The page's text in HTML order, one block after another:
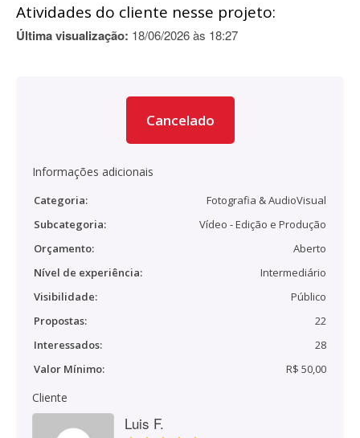
Atividades do cliente nesse projeto:
Última visualização: 18/06/2026 às 18:27
Cancelado
Informações adicionais
Categoria:
Fotografia & AudioVisual
Subcategoria:
Vídeo - Edição e Produção
Orçamento:
Aberto
Nível de experiência:
Intermediário
Visibilidade:
Público
Propostas:
22
Interessados:
28
Valor Mínimo:
R$ 50,00
Cliente
Luis F.